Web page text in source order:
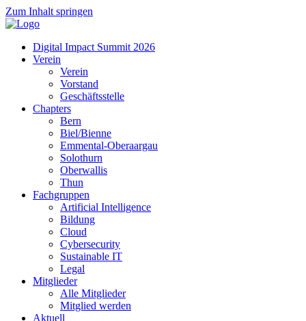
Zum Inhalt springen
Digital Impact Summit 2026
Verein
Verein
Vorstand
Geschäftsstelle
Chapters
Bern
Biel/Bienne
Emmental-Oberaargau
Solothurn
Oberwallis
Thun
Fachgruppen
Artificial Intelligence
Bildung
Cloud
Cybersecurity
Sustainable IT
Legal
Mitglieder
Alle Mitglieder
Mitglied werden
Aktuell